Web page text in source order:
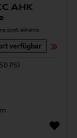
AHK
verfügbar
PS)